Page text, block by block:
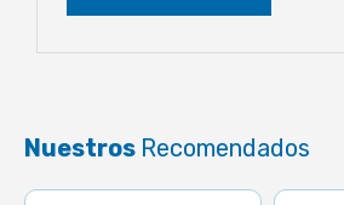
Nuestros Recomendados